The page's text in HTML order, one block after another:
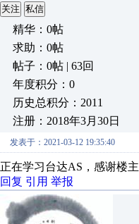
关注 私信
精华：0帖
求助：0帖
帖子：0帖 | 63回
年度积分：0
历史总积分：2011
注册：2018年3月30日
发表于：2021-03-12 19:35:40
正在学习台达AS，感谢楼主
回复 引用 举报